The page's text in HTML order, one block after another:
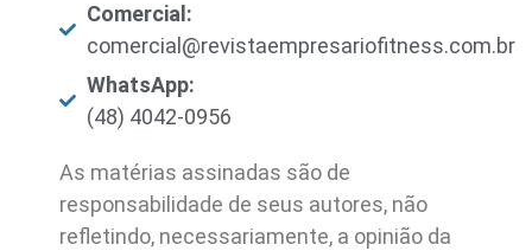
Comercial:
comercial@revistaempresariofitness.com.br
WhatsApp:
(48) 4042-0956
As matérias assinadas são de
responsabilidade de seus autores, não
refletindo, necessariamente, a opinião da